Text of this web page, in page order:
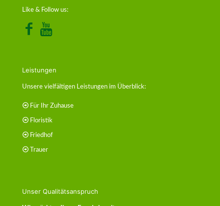
Like & Follow us:
Leistungen
Unsere vielfältigen Leistungen im Überblick:
Für Ihr Zuhause
Floristik
Friedhof
Trauer
Unser Qualitätsanspruch